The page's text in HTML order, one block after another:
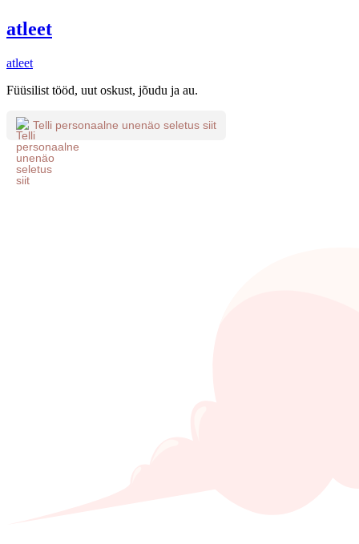
atleet
atleet
Füüsilist tööd, uut oskust, jõudu ja au.
Telli personaalne unenäo seletus siit